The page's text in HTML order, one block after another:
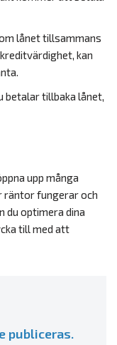
lånet tillsammans
kan
betalar tillbaka lånet,
upp många
räntor fungerar och
du optimera dina
till med att
publiceras.